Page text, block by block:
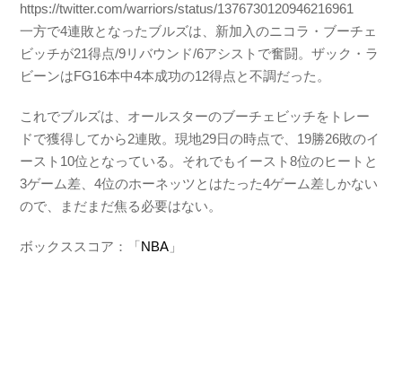
https://twitter.com/warriors/status/1376730120946216961
一方で4連敗となったブルズは、新加入のニコラ・ブーチェ
ビッチが21得点/9リバウンド/6アシストで奮闘。ザック・ラ
ビーンはFG16本中4本成功の12得点と不調だった。
これでブルズは、オールスターのブーチェビッチをトレー
ドで獲得してから2連敗。現地29日の時点で、19勝26敗のイ
ースト10位となっている。それでもイースト8位のヒートと
3ゲーム差、4位のホーネッツとはたった4ゲーム差しかない
ので、まだまだ焦る必要はない。
ボックススコア：「NBA 」